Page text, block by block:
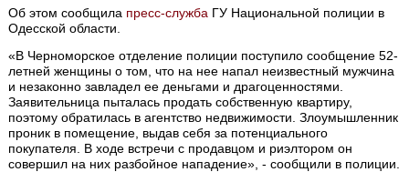
Об этом сообщила пресс-служба ГУ Национальной полиции в
Одесской области.
«В Черноморское отделение полиции поступило сообщение 52-
летней женщины о том, что на нее напал неизвестный мужчина
и незаконно завладел ее деньгами и драгоценностями.
Заявительница пыталась продать собственную квартиру,
поэтому обратилась в агентство недвижимости. Злоумышленник
проник в помещение, выдав себя за потенциального
покупателя. В ходе встречи с продавцом и риэлтором он
совершил на них разбойное нападение», - сообщили в полиции.